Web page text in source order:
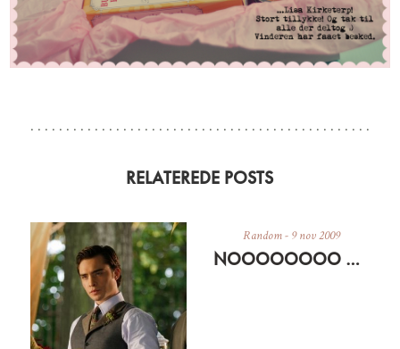
RELATEREDE POSTS
Random- 9 nov 2009
NOOOOOOOO MIN MAC ER CRASHET… ER FORHÅBENTLIG KLAR MED GENOPLIVET ELLER NY IETELLERANDET I MORGEN EFTERMIDDAG